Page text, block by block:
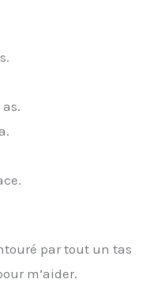
par tout un tas
m’aider.